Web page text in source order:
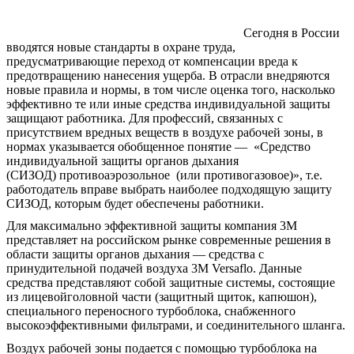
Сегодня в России
вводятся новые стандарты в охране труда,
предусматривающие переход от компенсации вреда к
предотвращению нанесения ущерба. В отрасли внедряются
новые правила и нормы, в том числе оценка того, насколько
эффективно те или иные средства индивидуальной защиты
защищают работника. Для профессий, связанных с
присутствием вредных веществ в воздухе рабочей зоны, в
нормах указывается обобщенное понятие — «Средство
индивидуальной защиты органов дыхания
(СИЗОД) противоаэрозольное (или противогазовое)», т.е.
работодатель вправе выбрать наиболее подходящую защиту
СИЗОД, которым будет обеспечены работники.
Для максимально эффективной защиты компания 3М
представляет на российском рынке современные решения в
области защиты органов дыхания — средства с
принудительной подачей воздуха 3М Versaflo. Данные
средства представляют собой защитные системы, состоящие
из лицевойголовной части (защитный щиток, капюшон),
специального переносного турбоблока, снабженного
высокоэффективными фильтрами, и соединительного шланга.
Воздух рабочей зоны подается с помощью турбоблока на